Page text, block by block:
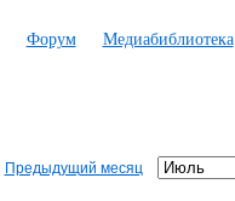
Форум Медиабиблиотека
Предыдущий месяц